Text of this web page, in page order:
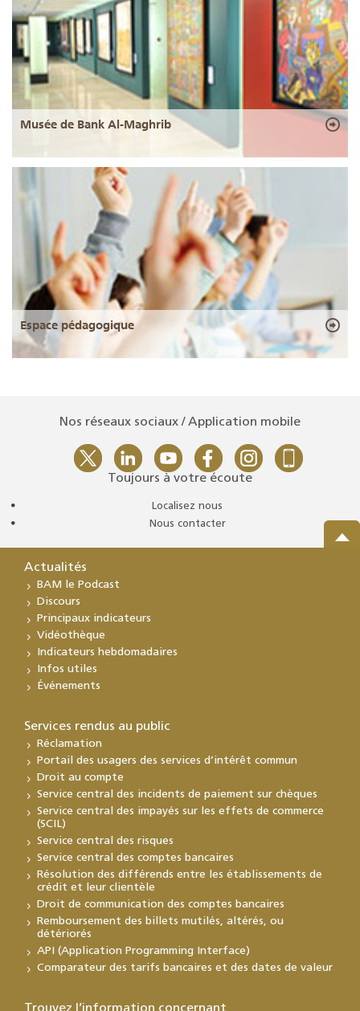
Musée de Bank Al-Maghrib
Espace pédagogique
Nos réseaux sociaux / Application mobile
Toujours à votre écoute
Localisez nous
Nous contacter
Actualités
BAM le Podcast
Discours
Principaux indicateurs
Vidéothèque
Indicateurs hebdomadaires
Infos utiles
Événements
Services rendus au public
Réclamation
Portail des usagers des services d’intérêt commun
Droit au compte
Service central des incidents de paiement sur chèques
Service central des impayés sur les effets de commerce
(SCIL)
Service central des risques
Service central des comptes bancaires
Résolution des différends entre les établissements de
crédit et leur clientèle
Droit de communication des comptes bancaires
Remboursement des billets mutilés, altérés, ou
détériorés
API (Application Programming Interface)
Comparateur des tarifs bancaires et des dates de valeur